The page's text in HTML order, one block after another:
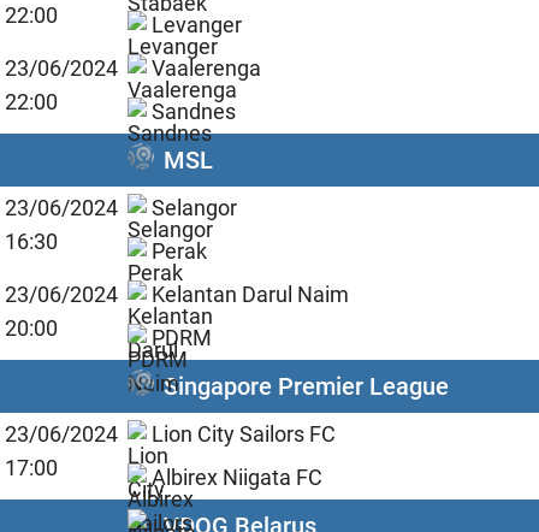
22:00
Levanger
23/06/2024
22:00
Vaalerenga
Sandnes
MSL
23/06/2024
16:30
Selangor
Perak
23/06/2024
20:00
Kelantan Darul Naim
PDRM
Singapore Premier League
23/06/2024
17:00
Lion City Sailors FC
Albirex Niigata FC
VĐQG Belarus